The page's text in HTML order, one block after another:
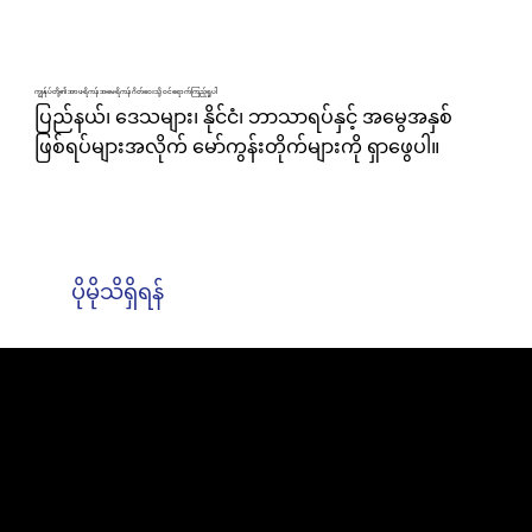
ကျွန်ုပ်တို့၏ အာဖရိကန် အမေရိကန် ဂိတ်ဝေးသို့ ဝင်ရောက်ကြည့်ရှုပါ
ပြည်နယ်၊ ဒေသများ၊ နိုင်ငံ၊ ဘာသာရပ်နှင့် အမွေအနှစ်
ဖြစ်ရပ်များအလိုက် မော်ကွန်းတိုက်များကို ရှာဖွေပါ။
ပိုမိုသိရှိရန်